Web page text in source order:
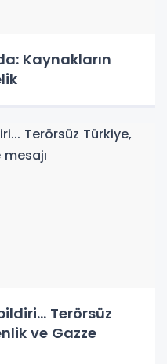
Kaynakların
Terörsüz
ve Gazze